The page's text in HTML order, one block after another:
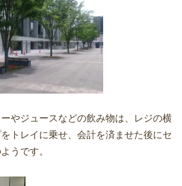
やジュースなどの飲み物は、レジの横
トレイに乗せ、会計を済ませた後にセ
うです。